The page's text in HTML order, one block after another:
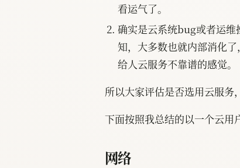
看运气了。
确实是云系统bug或者运维
知，大多数也就内部消化
给人云服务不靠谱的感觉。
所以大家评估是否选用云服务
下面按照我总结的以一个云用
网络